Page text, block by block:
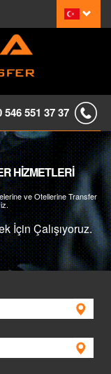
546 551 37 37
HİZMETLERİ
ve Otellerine Transfer
İçin Çalışıyoruz.